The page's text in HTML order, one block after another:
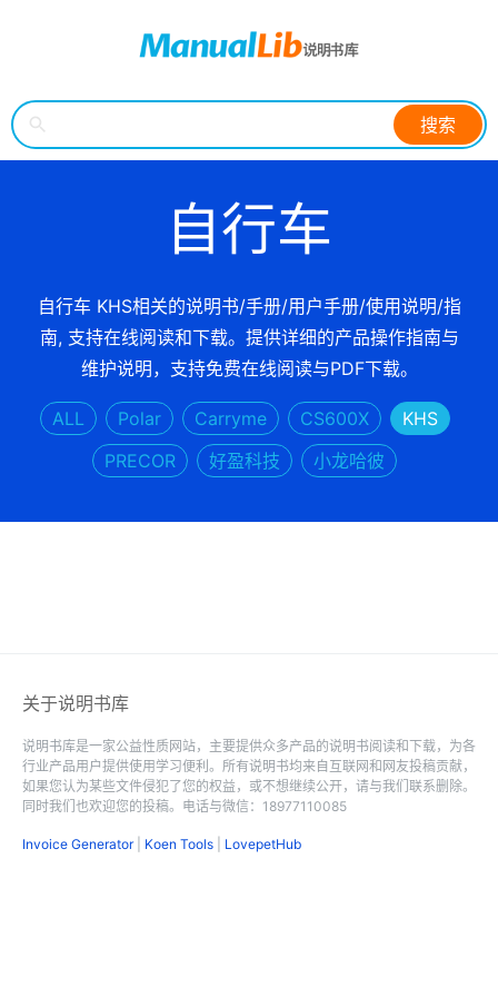
搜索
自行车
自行车 KHS相关的说明书/手册/用户手册/使用说明/指
南, 支持在线阅读和下载。提供详细的产品操作指南与
维护说明，支持免费在线阅读与PDF下载。
ALL Polar Carryme CS600X
KHS
PRECOR
好盈科技 小龙哈彼
关于说明书库
说明书库是一家公益性质网站，主要提供众多产品的说明书阅读和下载，为各
行业产品用户提供使用学习便利。所有说明书均来自互联网和网友投稿贡献，
如果您认为某些文件侵犯了您的权益，或不想继续公开，请与我们联系删除。
同时我们也欢迎您的投稿。电话与微信：18977110085
Invoice Generator| Koen Tools LovepetHub